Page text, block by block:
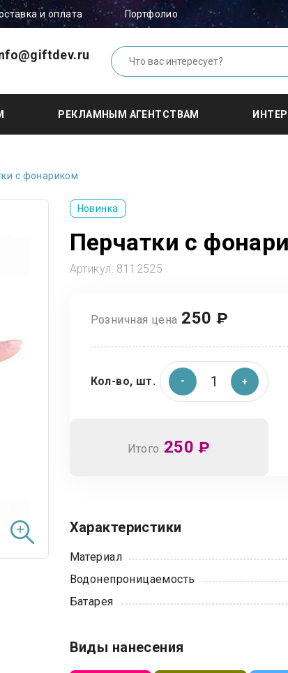
и оплата Портфолио
РЕКЛАМНЫМ АГЕНТСТВАМ
с фонариком
Новинка
Перчатки с
Артикул: 8112525
Розничная цена 250 ₽
Кол-во, шт.
Итого 250 ₽
Характеристики
Материал
Водонепроницаемость
Батарея
Виды нанесения